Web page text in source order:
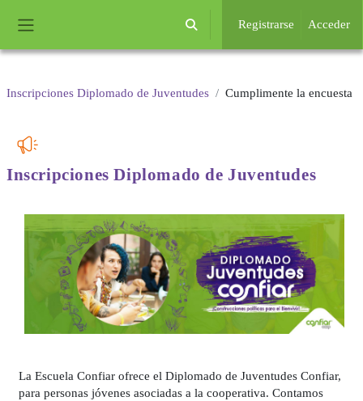
Selector de búsqueda de entrada
Registrarse Acceder
Inscripciones Diplomado de Juventudes Cumplimente la encuesta
Inscripciones Diplomado de Juventudes
La Escuela Confiar ofrece el Diplomado de Juventudes Confiar,
para personas jóvenes asociadas a la cooperativa. Contamos